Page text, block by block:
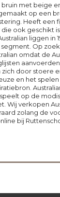
bruin met beige
op een
Heeft een
ook geschikt
liggen in
Op
omdat de
door stoere
en het
op de
Wij verkopen
zolang de
bij